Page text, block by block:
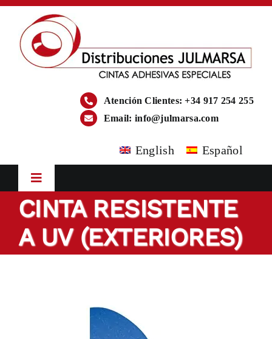
Saltar
contenido
Atención Clientes: +34 917 254 255
Email: info@julmarsa.com
English Español
Toggle
Navigation
Inicio
Empresa
Cintas a medida
CINTA RESISTENTE
A UV (EXTERIORES)